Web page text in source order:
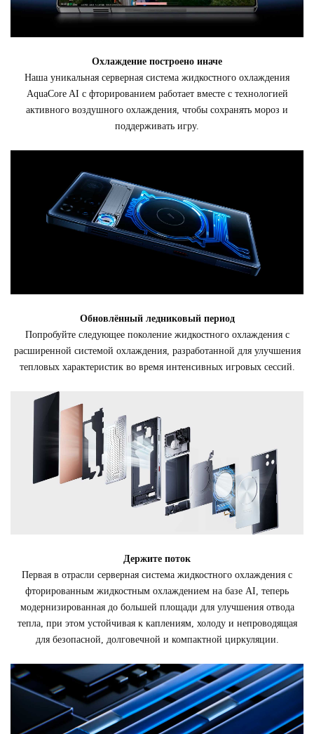
Охлаждение построено иначе
Наша уникальная серверная система жидкостного охлаждения
AquaCore AI с фторированием работает вместе с технологией
активного воздушного охлаждения, чтобы сохранять мороз и
поддерживать игру.
Обновлённый ледниковый период
Попробуйте следующее поколение жидкостного охлаждения с
расширенной системой охлаждения, разработанной для улучшения
тепловых характеристик во время интенсивных игровых сессий.
Держите поток
Первая в отрасли серверная система жидкостного охлаждения с
фторированным жидкостным охлаждением на базе AI, теперь
модернизированная до большей площади для улучшения отвода
тепла, при этом устойчивая к каплениям, холоду и непроводящая
для безопасной, долговечной и компактной циркуляции.